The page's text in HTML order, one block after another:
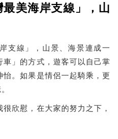
美海岸支線」，山
支線」，山景、海景連成一
」的方式，遊客可以自己掌
。如果是情侶一起騎乘，更
欣慰，在大家的努力之下，